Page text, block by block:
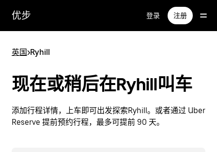
优步 登录 注册
英国>Ryhill
现在或稍后在Ryhill叫车
添加行程详情，上车即可出发探索Ryhill。或者通过 Uber
Reserve 提前预约行程，最多可提前 90 天。